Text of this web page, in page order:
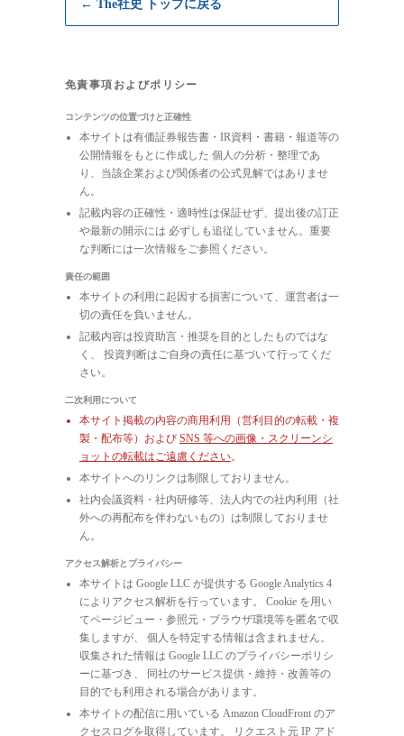
← The社史 トップに戻る
免責事項およびポリシー
コンテンツの位置づけと正確性
本サイトは有価証券報告書・IR資料・書籍・報道等の
公開情報をもとに作成した 個人の分析・整理であ
り、当該企業および関係者の公式見解ではありませ
ん。
記載内容の正確性・適時性は保証せず、提出後の訂正
や最新の開示には 必ずしも追従していません。重要
な判断には一次情報をご参照ください。
責任の範囲
本サイトの利用に起因する損害について、運営者は一
切の責任を負いません。
記載内容は投資助言・推奨を目的としたものではな
く、 投資判断はご自身の責任に基づいて行ってくだ
さい。
二次利用について
本サイト掲載の内容の商用利用（営利目的の転載・複
製・配布等）および SNS 等への画像・スクリーンシ
ョットの転載はご遠慮ください。
本サイトへのリンクは制限しておりません。
社内会議資料・社内研修等、法人内での社内利用（社
外への再配布を伴わないもの）は制限しておりませ
ん。
アクセス解析とプライバシー
本サイトは Google LLC が提供する Google Analytics 4
によりアクセス解析を行っています。 Cookie を用い
てページビュー・参照元・ブラウザ環境等を匿名で収
集しますが、 個人を特定する情報は含まれません。
収集された情報は Google LLC のプライバシーポリシ
ーに基づき、 同社のサービス提供・維持・改善等の
目的でも利用される場合があります。
本サイトの配信に用いている Amazon CloudFront のア
クセスログを取得しています。 リクエスト元 IP アド